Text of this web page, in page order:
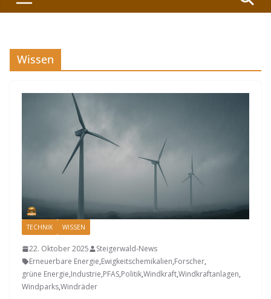
Wissen
TECHNIK WISSEN
22. Oktober 2025
Steigerwald-News
Erneuerbare Energie,Ewigkeitschemikalien,Forscher,
grüne Energie,Industrie,PFAS,Politik,Windkraft,Windkraftanlagen,
Windparks,Windräder